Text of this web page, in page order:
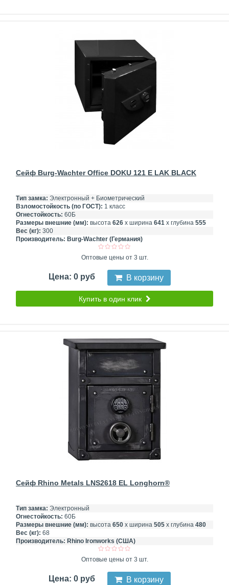
Сейф Burg-Wachter Office DOKU 121 E LAK BLACK
Тип замка: Электронный + Биометрический
Взломостойкость (по ГОСТ): 1 класс
Огнестойкость: 60Б
Размеры внешние (мм): высота 626 х ширина 641 х глубина 555
Вес (кг): 300
Производитель: Burg-Wachter (Германия)
Оптовые цены от 3 шт.
Цена: 0 руб В корзину
Купить в один клик
Сейф Rhino Metals LNS2618 EL Longhorn®
Тип замка: Электронный
Огнестойкость: 60Б
Размеры внешние (мм): высота 650 х ширина 505 х глубина 480
Вес (кг): 68
Производитель: Rhino Ironworks (США)
Оптовые цены от 3 шт.
Цена: 0 руб В корзину